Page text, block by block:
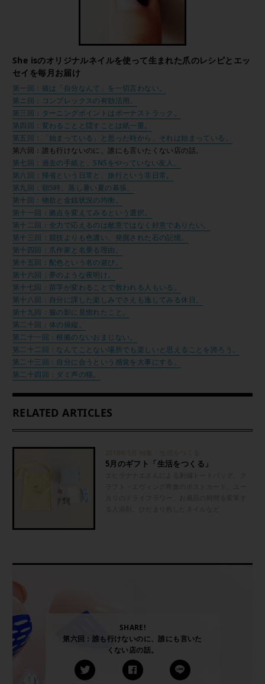
She isのオリジナルネイルを使って生まれた爪のレシピとエッ
セイを毎月お届け
第一回：彼は「自分なんて」を一切言わない。
第ニ回：コンプレックスの有効活用。
第三回：ターニングポイントはボーナストラック。
第四回：変わることと隠すことは紙一重。
第五回：「始まっている」と思った時から、それは始まっている。
第六回：誰も行けないのに、誰にも言いたくない店の話。
第七回：過去の手紙と、SNSをやっていない友人。
第八回：帰省という日常と、旅行という非日常。
第九回：朝5時、蒸し暑い夏の幕張。
第十回：物欲と金銭状況の均衡。
第十一回：拠点を変えてみるという選択。
第十二回：全力で応えるのは敵意ではなく好意でありたい。
第十三回：競技よりも色濃い、発掘された石の記憶。
第十四回：爪作家と名乗る理由。
第十五回：配色という名の遊び。
第十六回：夢のような夜明け。
第十七回：苗字が変わることで救われる人もいる。
第十八回：自分に課した楽しみでさえも逸してみる休日。
第十九回：服の影に見惚れたこと。
第二十回：体の操縦。
第二十一回：根拠のないおまじない。
第二十二回：なんてことない場所でも楽しいと思えることを誇ろう。
第二十三回：自分に合うという感覚を大事にする。
第二十四回：ダミ声の猫。
RELATED ARTICLES
2018年5月 特集：生活をつくる
5月のギフト「生活をつくる」
SHARE!
第六回：誰も行けないのに、誰にも言いた
くない店の話。